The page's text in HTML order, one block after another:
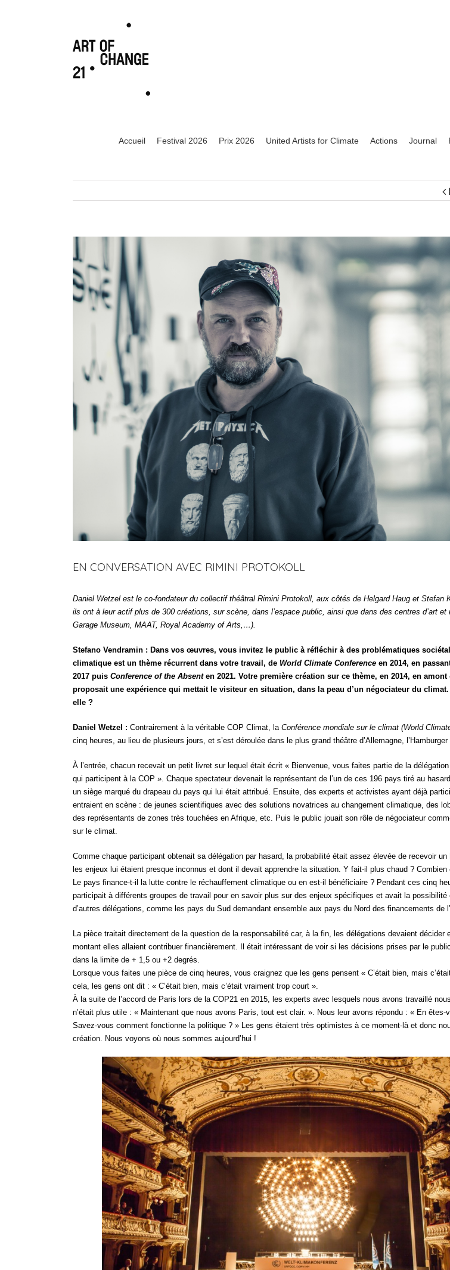
Accueil Festival 2026 Prix 2026 United Artists for Climate Actions Journal
EN CONVERSATION AVEC RIMINI PROTOKOLL
Daniel Wetzel est le co-fondateur du collectif théâtral Rimini Protokoll, aux côtés de Helgard Haug et Stefan
ils ont à leur actif plus de 300 créations, sur scène, dans l’espace public, ainsi que dans des centres d’art et
Garage Museum, MAAT, Royal Academy of Arts,…).
Stefano Vendramin : Dans vos œuvres, vous invitez le public à réfléchir à des problématiques
climatique est un thème récurrent dans votre travail, de World Climate Conference en 2014, en
2017 puis Conference of the Absenten 2021. Votre première création sur ce thème, en 2014, en amont
proposait une expérience qui mettait le visiteur en situation, dans la peau d’un négociateur du
elle ?
Daniel Wetzel : Contrairement à la véritable COP Climat, la Conférence mondiale sur le climat (World
cinq heures, au lieu de plusieurs jours, et s’est déroulée dans le plus grand théâtre d’Allemagne, l’
À l’entrée, chacun recevait un petit livret sur lequel était écrit « Bienvenue, vous faites partie de la délégation
qui participent à la COP ». Chaque spectateur devenait le représentant de l’un de ces 196 pays tiré au
un siège marqué du drapeau du pays qui lui était attribué. Ensuite, des experts et activistes ayant déjà
entraient en scène : de jeunes scientifiques avec des solutions novatrices au changement climatique, des
des représentants de zones très touchées en Afrique, etc. Puis le public jouait son rôle de négociateur
sur le climat.
Comme chaque participant obtenait sa délégation par hasard, la probabilité était assez élevée de recevoir un
les enjeux lui étaient presque inconnus et dont il devait apprendre la situation. Y fait-il plus chaud ? Combien
Le pays finance-t-il la lutte contre le réchauffement climatique ou en est-il bénéficiaire ? Pendant ces cinq
participait à différents groupes de travail pour en savoir plus sur des enjeux spécifiques et avait la possibilité
d’autres délégations, comme les pays du Sud demandant ensemble aux pays du Nord des financements de
La pièce traitait directement de la question de la responsabilité car, à la fin, les délégations devaient décider
montant elles allaient contribuer financièrement. Il était intéressant de voir si les décisions prises par le
dans la limite de + 1,5 ou +2 degrés.
Lorsque vous faites une pièce de cinq heures, vous craignez que les gens pensent « C’était bien, mais
cela, les gens ont dit : « C’était bien, mais c’était vraiment trop court ».
À la suite de l’accord de Paris lors de la COP21 en 2015, les experts avec lesquels nous avons travaillé
n’était plus utile : « Maintenant que nous avons Paris, tout est clair. ». Nous leur avons répondu : « En êtes-
Savez-vous comment fonctionne la politique ? » Les gens étaient très optimistes à ce moment-là et donc
création. Nous voyons où nous sommes aujourd’hui !